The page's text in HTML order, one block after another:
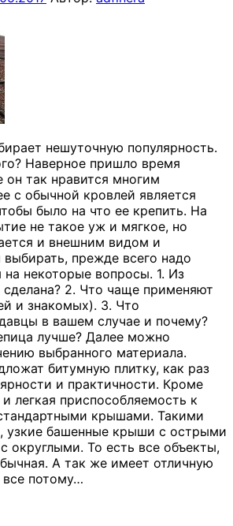
нешуточную популярность.
Наверное пришло время
он так нравится многим
с обычной кровлей является
было на что ее крепить. На
не такое уж и мягкое, но
и внешним видом и
прежде всего надо
на некоторые вопросы. 1. Из
сделана? 2. Что чаще применяют
и знакомых). 3. Что
в вашем случае и почему?
лучше? Далее можно
выбранного материала.
битумную плитку, как раз
и практичности. Кроме
легкая приспособляемость к
крышами. Такими
узкие башенные крыши с острыми
округлыми. То есть все объекты,
А так же имеет отличную
потому…